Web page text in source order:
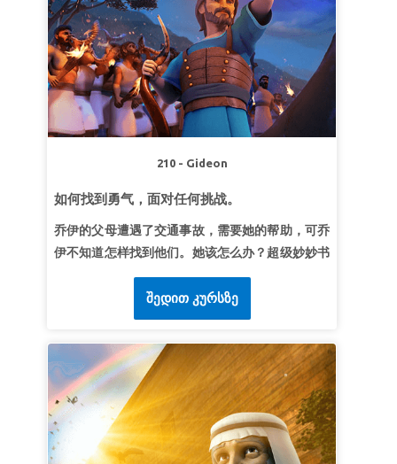
超级真理：上帝耐心等候我们转向祂。
超级经文：“看哪，我站在门外叩门，若有听见我
声音就开门的，我要进到他那里去，我与他、他与
我一同坐席。”《启示录》3:20（和合本）
第3课天上的宴席
超级经文：“我告诉你们，一个罪人悔改，在天上
人欢喜更大。”《路加福音》15：7（和合本）
210 - Gideon
如何找到勇气，面对任何挑战。
乔伊的父母遭遇了交通事故，需要她的帮助，可乔
伊不知道怎样找到他们。她该怎么办？超级妙妙书
带领乔伊、克里斯和吉宝穿越时空见到了基甸——
他当时正在躲避占领以色列的敌人，在人看来不可
能成为英雄。来一起见证基甸从一个胆怯的懦夫转
变成一位勇敢的领袖，在众人都远离上帝时，他大
胆地跟随上帝。孩子们学习怎样有勇气面对任何挑
战。
第1课：上帝拣选基甸
超级真理：上帝赐给我能力。
შედით კურსზე